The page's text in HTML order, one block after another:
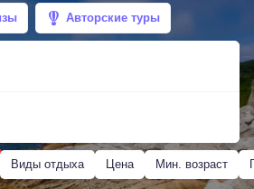
Авторские туры
Виды отдыха Цена Мин. возраст